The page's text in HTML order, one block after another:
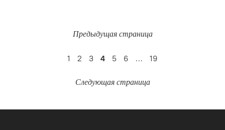
Предыдущая страница
1 2 3 4 5 6 … 19
Следующая страница